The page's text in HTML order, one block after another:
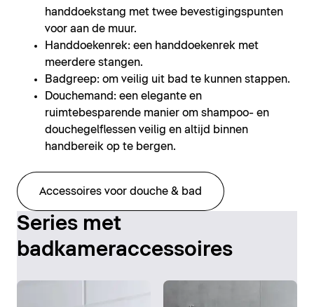
handdoekstang met twee bevestigingspunten
voor aan de muur.
Handdoekenrek: een handdoekenrek met
meerdere stangen.
Badgreep: om veilig uit bad te kunnen stappen.
Douchemand: een elegante en
ruimtebesparende manier om shampoo- en
douchegelflessen veilig en altijd binnen
handbereik op te bergen.
Accessoires voor douche & bad
Series met
badkameraccessoires